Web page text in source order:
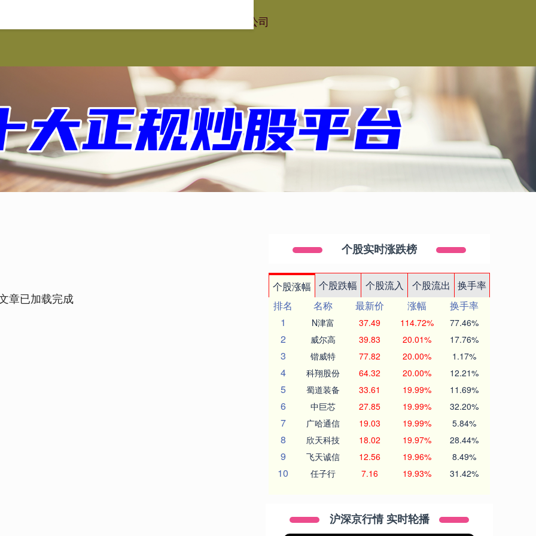
在线配资炒股公司
章已加载完成
个股实时涨跌榜
个股涨幅 个股跌幅 个股流入 个股流出
换手率
排名
名称 最新价 涨幅
换手率
1
N津富 37.49 114.72% 77.46%
2 威尔高 39.83 20.01% 17.76%
3 锴威特 77.82 20.00% 1.17%
4 科翔股份 64.32 20.00% 12.21%
5 蜀道装备 33.61 19.99% 11.69%
6 中巨芯 27.85 19.99% 32.20%
7 广哈通信 19.03 19.99% 5.84%
8 欣天科技 18.02 19.97% 28.44%
9 飞天诚信 12.56 19.96% 8.49%
10 任子行 7.16 19.93% 31.42%
沪深京行情 实时轮播